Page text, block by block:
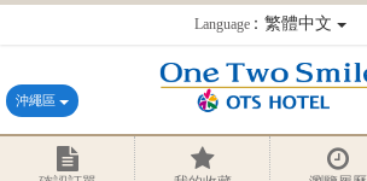
Language：繁體中文
沖繩區